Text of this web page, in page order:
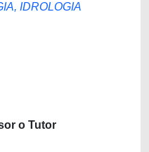
IDROLOGIA
o Tutor